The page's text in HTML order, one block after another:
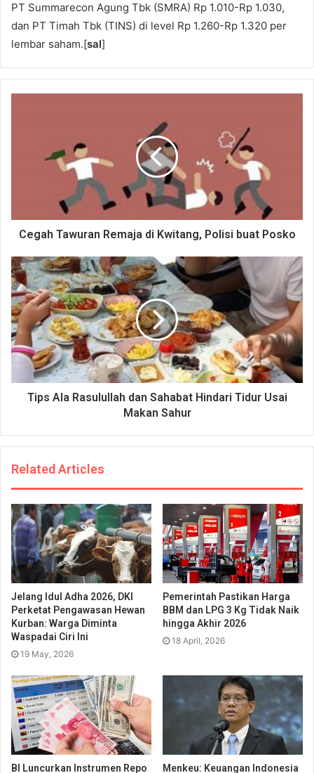
PT Summarecon Agung Tbk (SMRA) Rp 1.010-Rp 1.030,
dan PT Timah Tbk (TINS) di level Rp 1.260-Rp 1.320 per
lembar saham.[sal]
Cegah Tawuran Remaja di Kwitang, Polisi buat Posko
Tips Ala Rasulullah dan Sahabat Hindari Tidur Usai
Makan Sahur
Related Articles
Jelang Idul Adha 2026, DKI
Perketat Pengawasan Hewan
Kurban: Warga Diminta
Waspadai Ciri Ini
19 May, 2026
Pemerintah Pastikan Harga
BBM dan LPG 3 Kg Tidak Naik
hingga Akhir 2026
18 April, 2026
BI Luncurkan Instrumen Repo Menkeu: Keuangan Indonesia